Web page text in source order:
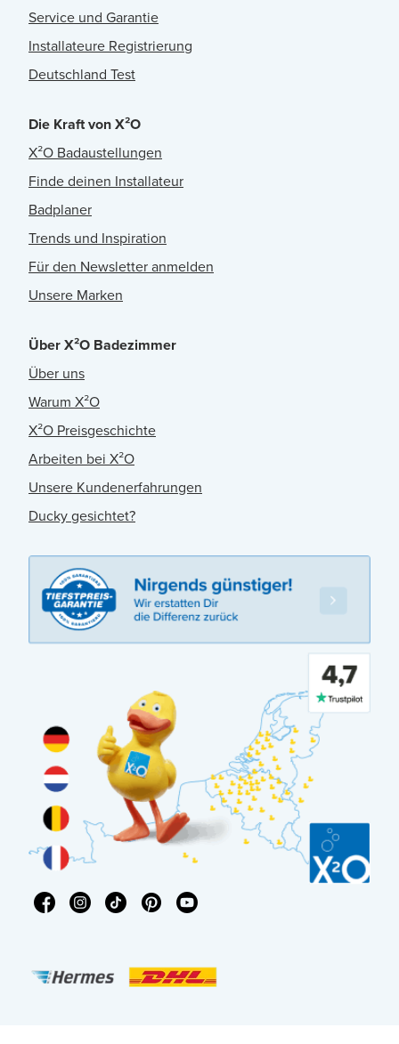
Service und Garantie
Installateure Registrierung
Deutschland Test
Die Kraft von X²O
X²O Badaustellungen
Finde deinen Installateur
Badplaner
Trends und Inspiration
Für den Newsletter anmelden
Unsere Marken
Über X²O Badezimmer
Über uns
Warum X²O
X²O Preisgeschichte
Arbeiten bei X²O
Unsere Kundenerfahrungen
Ducky gesichtet?